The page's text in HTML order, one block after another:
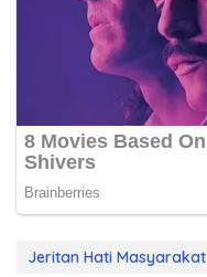
Jeritan Hati Masyarakat